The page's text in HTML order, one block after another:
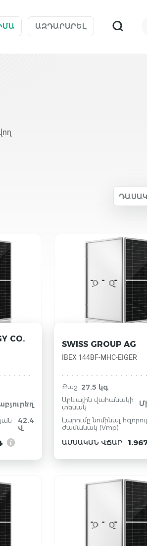
ԱԶԴԱՐԱՐԵԼ
CO.
42.4
Վ
SWISS GROUP AG
IBEX 144BF-MHC-EIGER
Քաշ 27.5 կգ
Արևային վահանակի
տեսակ
Լարումը նոմինալ
ժամանակ (Vmp)
ԱՄՍԱԿԱՆ ՎՃԱՐ